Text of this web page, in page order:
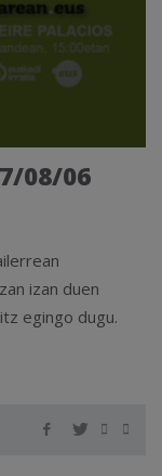
08/06
izan duen
egingo dugu.